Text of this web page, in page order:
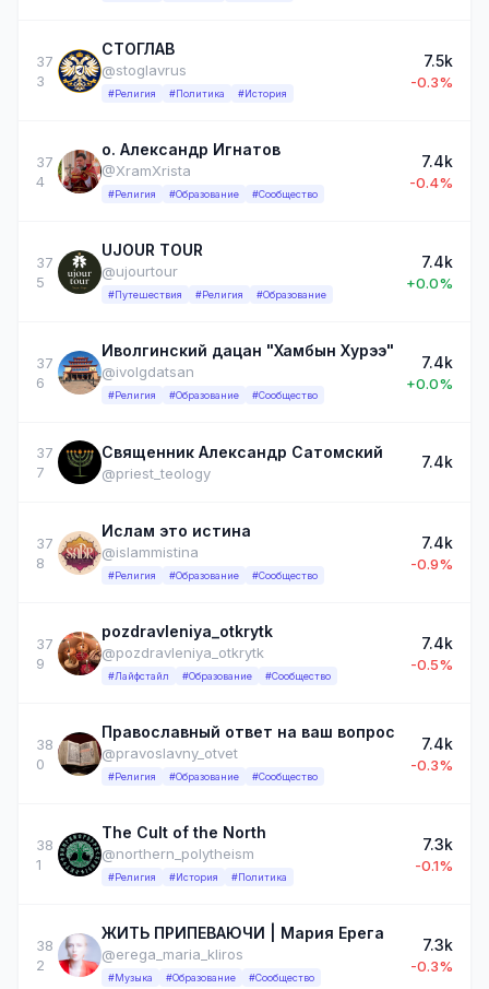
37
3
СТОГЛАВ
@stoglavrus
#Религия #Политика #История
7.5k
-0.3%
37
4
о. Александр Игнатов
@XramXrista
#Религия #Образование #Сообщество
7.4k
-0.4%
37
5
UJOUR TOUR
@ujourtour
#Путешествия #Религия #Образование
7.4k
+0.0%
37
6
Иволгинский дацан "Хамбын Хурээ"
@ivolgdatsan
#Религия #Образование #Сообщество
7.4k
+0.0%
37
7
Священник Александр Сатомский
@priest_teology
7.4k
37
8
Ислам это истина
@islammistina
#Религия #Образование #Сообщество
7.4k
-0.9%
37
9
pozdravleniya_otkrytk
@pozdravleniya_otkrytk
#Лайфстайл #Образование #Сообщество
7.4k
-0.5%
38
0
Православный ответ на ваш вопрос
@pravoslavny_otvet
#Религия #Образование #Сообщество
7.4k
-0.3%
38
1
The Cult of the North
@northern_polytheism
#Религия #История #Политика
7.3k
-0.1%
38
2
ЖИТЬ ПРИПЕВАЮЧИ | Мария Ерега
@erega_maria_kliros
#Музыка #Образование #Сообщество
7.3k
-0.3%